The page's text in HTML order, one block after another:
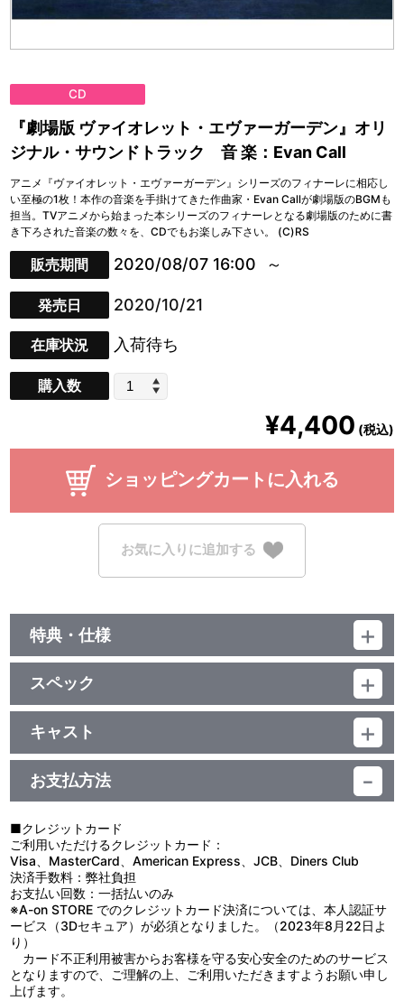
CD
『劇場版 ヴァイオレット・エヴァーガーデン』オリ
ジナル・サウンドトラック 音 楽：Evan Call
アニメ『ヴァイオレット・エヴァーガーデン』シリーズのフィナーレに相応し
い至極の1枚！本作の音楽を手掛けてきた作曲家・Evan Callが劇場版のBGMも
担当。TVアニメから始まった本シリーズのフィナーレとなる劇場版のために書
き下ろされた音楽の数々を、CDでもお楽しみ下さい。 (C)RS
販売期間 2020/08/07 16:00
発売日 2020/10/21
在庫状況 入荷待ち
購入数
¥4,400 (税込)
ショッピングカートに入れる
お気に入りに追加する
特典・仕様
他、仕様
描き下ろしイラストジャケット／ブックレット
スペック
品番：LACA-9751
ジャンル：国内アニメ音楽
アルバム
／135分
キャスト
Evan Call(音楽)/茅原実里/TRUE/結城アイラ
お支払方法
■クレジットカード
ご利用いただけるクレジットカード：
Visa、MasterCard、American Express、JCB、Diners Club
決済手数料：弊社負担
お支払い回数：一括払いのみ
※A-on STORE でのクレジットカード決済については、本人認証サ
ービス（3Dセキュア）が必須となりました。（2023年8月22日よ
り）
カード不正利用被害からお客様を守る安心安全のためのサービス
となりますので、ご理解の上、ご利用いただきますようお願い申し
上げます。